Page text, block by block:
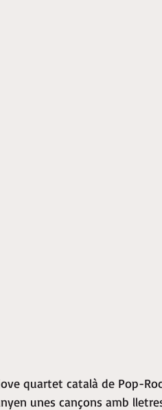
quartet català de Pop-
unes cançons amb